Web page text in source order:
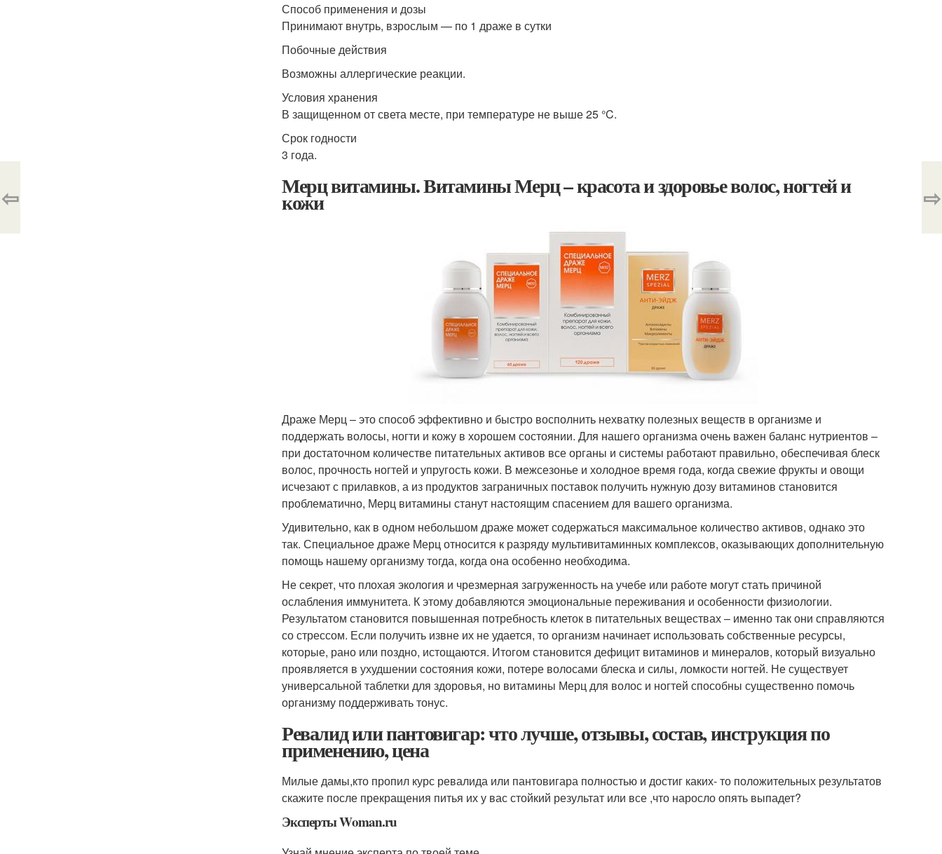
Способ применения и дозы
Принимают внутрь, взрослым — по 1 драже в сутки
Побочные действия
Возможны аллергические реакции.
Условия хранения
В защищенном от света месте, при температуре не выше 25 °C.
Срок годности
3 года.
Мерц витамины. Витамины Мерц – красота и здоровье волос, ногтей и
кожи
Драже Мерц – это способ эффективно и быстро восполнить нехватку полезных веществ в организме и
поддержать волосы, ногти и кожу в хорошем состоянии. Для нашего организма очень важен баланс нутриентов –
при достаточном количестве питательных активов все органы и системы работают правильно, обеспечивая блеск
волос, прочность ногтей и упругость кожи. В межсезонье и холодное время года, когда свежие фрукты и овощи
исчезают с прилавков, а из продуктов заграничных поставок получить нужную дозу витаминов становится
проблематично, Мерц витамины станут настоящим спасением для вашего организма.
Удивительно, как в одном небольшом драже может содержаться максимальное количество активов, однако это
так. Специальное драже Мерц относится к разряду мультивитаминных комплексов, оказывающих дополнительную
помощь нашему организму тогда, когда она особенно необходима.
Не секрет, что плохая экология и чрезмерная загруженность на учебе или работе могут стать причиной
ослабления иммунитета. К этому добавляются эмоциональные переживания и особенности физиологии.
Результатом становится повышенная потребность клеток в питательных веществах – именно так они справляются
со стрессом. Если получить извне их не удается, то организм начинает использовать собственные ресурсы,
которые, рано или поздно, истощаются. Итогом становится дефицит витаминов и минералов, который визуально
проявляется в ухудшении состояния кожи, потере волосами блеска и силы, ломкости ногтей. Не существует
универсальной таблетки для здоровья, но витамины Мерц для волос и ногтей способны существенно помочь
организму поддерживать тонус.
Ревалид или пантовигар: что лучше, отзывы, состав, инструкция по
применению, цена
Милые дамы,кто пропил курс ревалида или пантовигара полностью и достиг каких- то положительных результатов
скажите после прекращения питья их у вас стойкий результат или все ,что наросло опять выпадет?
Эксперты Woman.ru
⇦ ⇨